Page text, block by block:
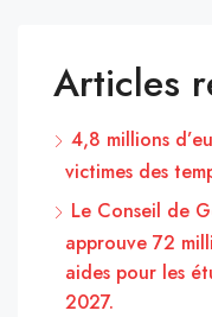
Articles
4,8 millions
victimes des
Le Conseil de
approuve 72
aides pour les
2027.